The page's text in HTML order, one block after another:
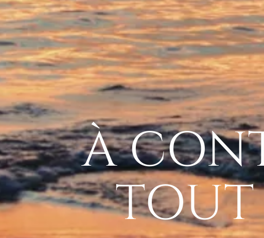
À
TOUT